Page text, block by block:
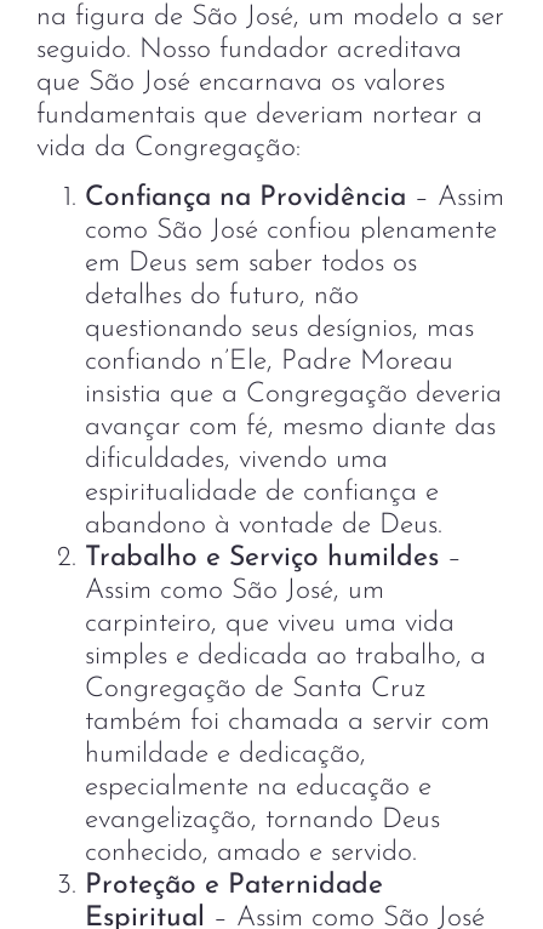
na figura de São José, um modelo a ser
seguido. Nosso fundador acreditava
que São José encarnava os valores
fundamentais que deveriam nortear a
vida da Congregação:
Confiança na Providência – Assim
como São José confiou plenamente
em Deus sem saber todos os
detalhes do futuro, não
questionando seus desígnios, mas
confiando n’Ele, Padre Moreau
insistia que a Congregação deveria
avançar com fé, mesmo diante das
dificuldades, vivendo uma
espiritualidade de confiança e
abandono à vontade de Deus.
Trabalho e Serviço humildes –
Assim como São José, um
carpinteiro, que viveu uma vida
simples e dedicada ao trabalho, a
Congregação de Santa Cruz
também foi chamada a servir com
humildade e dedicação,
especialmente na educação e
evangelização, tornando Deus
conhecido, amado e servido.
Proteção e Paternidade
Espiritual – Assim como São José